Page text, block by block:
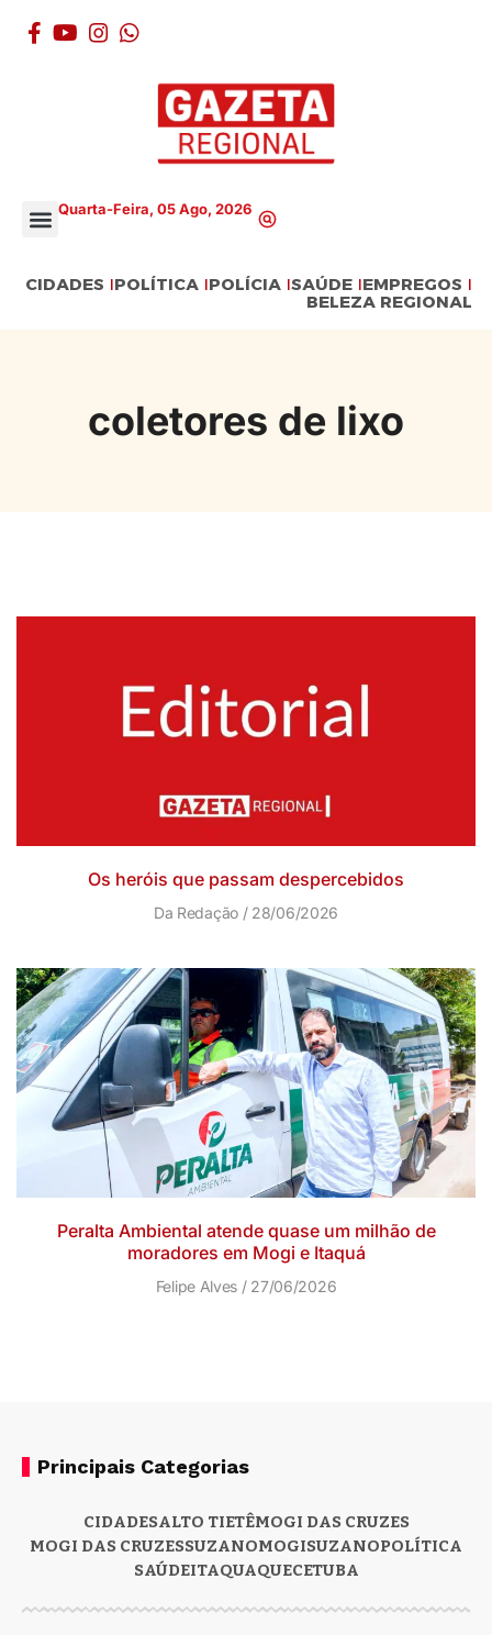
Quarta-Feira, 05 Ago, 2026
CIDADES POLÍTICA POLÍCIA SAÚDE EMPREGOS
BELEZA REGIONAL
coletores de lixo
Os heróis que passam despercebidos
Da Redação 28/06/2026
Peralta Ambiental atende quase um milhão de
moradores em Mogi e Itaquá
Felipe Alves 27/06/2026
Principais Categorias
CIDADESALTO TIETÊMOGI DAS CRUZES
MOGI DAS CRUZESSUZANOMOGISUZANOPOLÍTICA
SAÚDEITAQUAQUECETUBA